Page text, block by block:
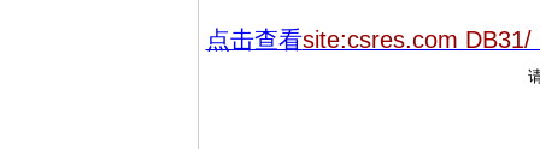
点击查看site:csres.com DB31/